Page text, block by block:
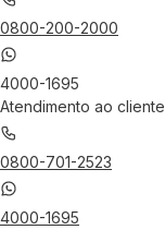
0800-200-2000
4000-1695
Atendimento ao cliente
0800-701-2523
4000-1695